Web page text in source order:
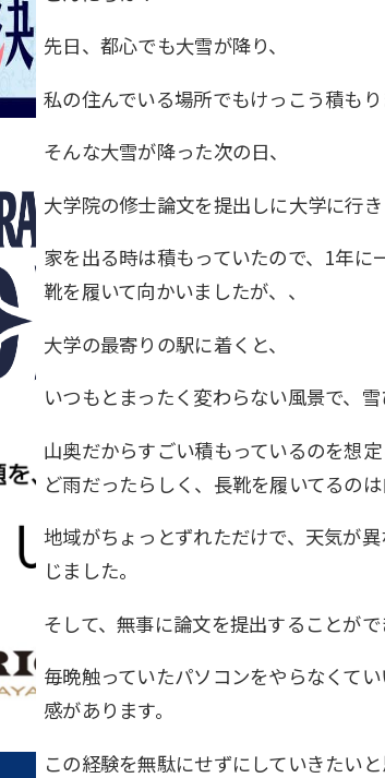
先日、都心でも大雪が降り、
私の住んでいる場所でもけっこう積もり
そんな大雪が降った次の日、
大学院の修士論文を提出しに大学に行き
家を出る時は積もっていたので、1年に
靴を履いて向かいましたが、、
大学の最寄りの駅に着くと、
いつもとまったく変わらない風景で、雪
山奥だからすごい積もっているのを想
ど雨だったらしく、長靴を履いてるのは
地域がちょっとずれただけで、天気が
じました。
そして、無事に論文を提出することがで
毎晩触っていたパソコンをやらなくて
感があります。
この経験を無駄にせずにしていきたいと